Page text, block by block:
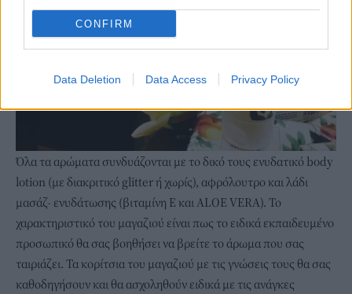
CONFIRM
Data Deletion Data Access Privacy Policy
Όλα τα αρώματα συνδυάζονται με το δικό τους ενυδατικό body
lotion (με διακριτικό glitter ή χωρίς), αφρόλουτρο και λάδι
μασάζ- ενυδάτωσης (βιταμίνη Ε και ALOE VERA). Το
χαρακτηριστικό του μαγαζιού είναι πως το ειδικά εκπαιδευμένο
προσωπικό θα σας βοηθήσει να βρείτε το άρωμα που σας
ταιριάζει. Τα κορίτσια του μαγαζιού με τις γνώσεις τους θα σας
καθοδηγήσουν και θα ασχοληθούν ειδικά με τις ανάγκες